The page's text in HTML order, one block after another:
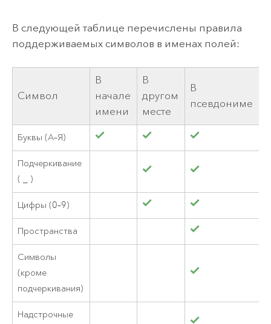
В следующей таблице перечислены правила
поддерживаемых символов в именах полей:
Символ
В
начале
имени
В
другом
месте
В
псевдониме
Буквы (А–Я)
Подчеркивание
( _ )
Цифры (0–9)
Пространства
Символы
(кроме
подчеркивания)
Надстрочные